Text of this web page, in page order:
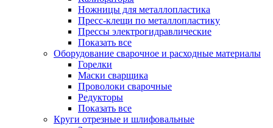
Ножницы для металлопластика
Пресс-клещи по металлопластику
Прессы электрогидравлические
Показать все
Оборудование сварочное и расходные материалы
Горелки
Маски сварщика
Проволоки сварочные
Редукторы
Показать все
Круги отрезные и шлифовальные